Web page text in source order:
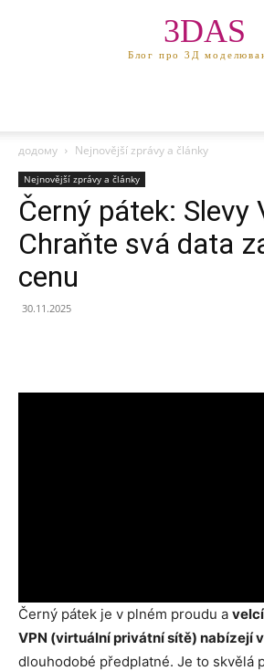
3DAS
Блог про 3Д
додому Nejnovější zprávy a články
Nejnovější zprávy a články
Černý pátek: Slevy
Chraňte svá data
cenu
30.11.2025
Černý pátek je v plném proudu a
VPN (virtuální privátní sítě) nabízejí
dlouhodobé předplatné. Je to skvělá